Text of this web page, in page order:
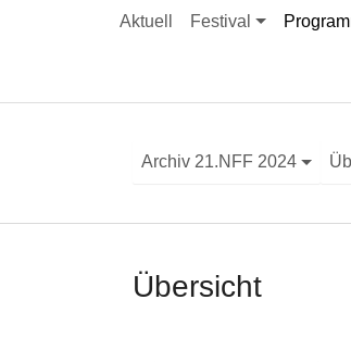
Aktuell Festival
Submenu for
Archiv 21.NFF 2024
Übersicht